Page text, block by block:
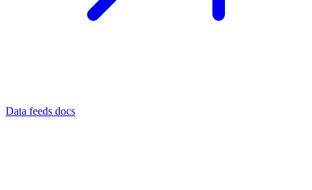
Data feeds docs